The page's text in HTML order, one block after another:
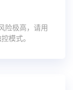
险极高，请用
模式。